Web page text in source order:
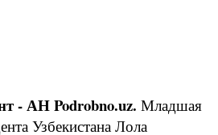
- АН Podrobno.uz. Младшая
Узбекистана Лола